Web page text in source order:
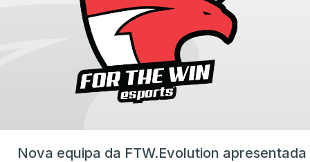
Nova equipa da FTW.Evolution apresentada